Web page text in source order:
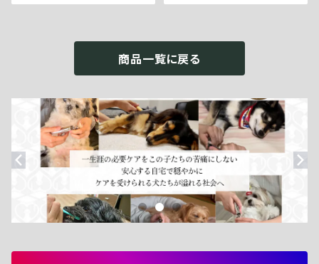
ml】
メント：60錠】
商品一覧に戻る